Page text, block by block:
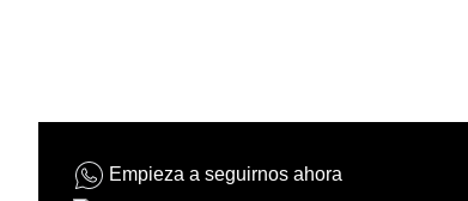
Empieza a seguirnos ahora